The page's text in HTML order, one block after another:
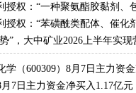
授权：“一种聚氨酯胶黏剂、
授权：“苯磺酰类配体、催化
”，大中矿业2026上半年实现
学（600309）8月7日主力资
7日主力资金净买入1.17亿元